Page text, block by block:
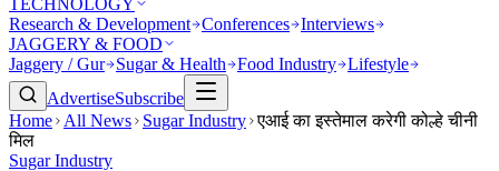
TECHNOLOGY
Research & Development Conferences Interviews
JAGGERY & FOOD
Jaggery / Gur
Sugar & Health Food Industry Lifestyle
AdvertiseSubscribe
Home
All News Sugar Industry एआई का इस्तेमाल करेगी कोल्हे चीनी
मिल
Sugar Industry